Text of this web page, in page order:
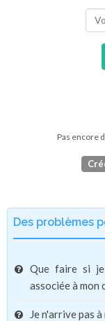
Pas encore
Des problèmes
Que faire si je
associée à mon
Je n'arrive pas